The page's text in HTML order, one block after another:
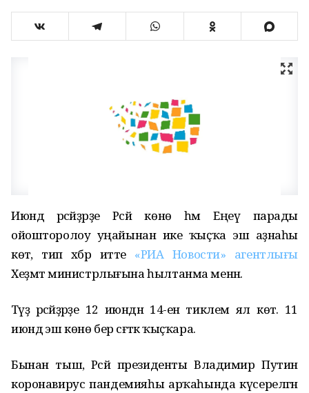
Июндә рәсәйҙәрҙе Рәсәй көнө һәм Еңеү парады
ойошторолоу уңайынан ике ҡыҫҡа эш аҙнаһы
көтә, тип хәбәр итте «РИА Новости» агентлығы
Хеҙмәт министрлығына һылтанма менән.
Тәүҙә рәсәйҙәрҙе 12 июндән 14-енә тиклем ял көтә. 11
июндә эш көнө бер сәғәткә ҡыҫҡара.
Бынан тыш, Рәсәй президенты Владимир Путин
коронавирус пандемияһы арҡаһында күсерелгән